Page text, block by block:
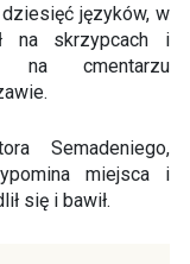
języków, w
na skrzypcach i
na cmentarzu
Semadeniego,
miejsca i
się i bawił.